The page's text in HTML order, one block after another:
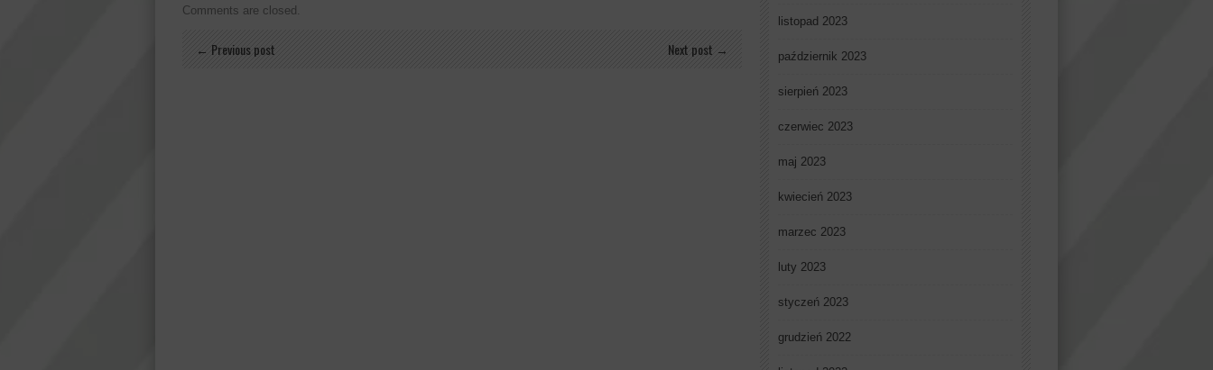
Comments are closed.
← Previous post Next post →
listopad 2023
październik 2023
sierpień 2023
czerwiec 2023
maj 2023
kwiecień 2023
marzec 2023
luty 2023
styczeń 2023
grudzień 2022